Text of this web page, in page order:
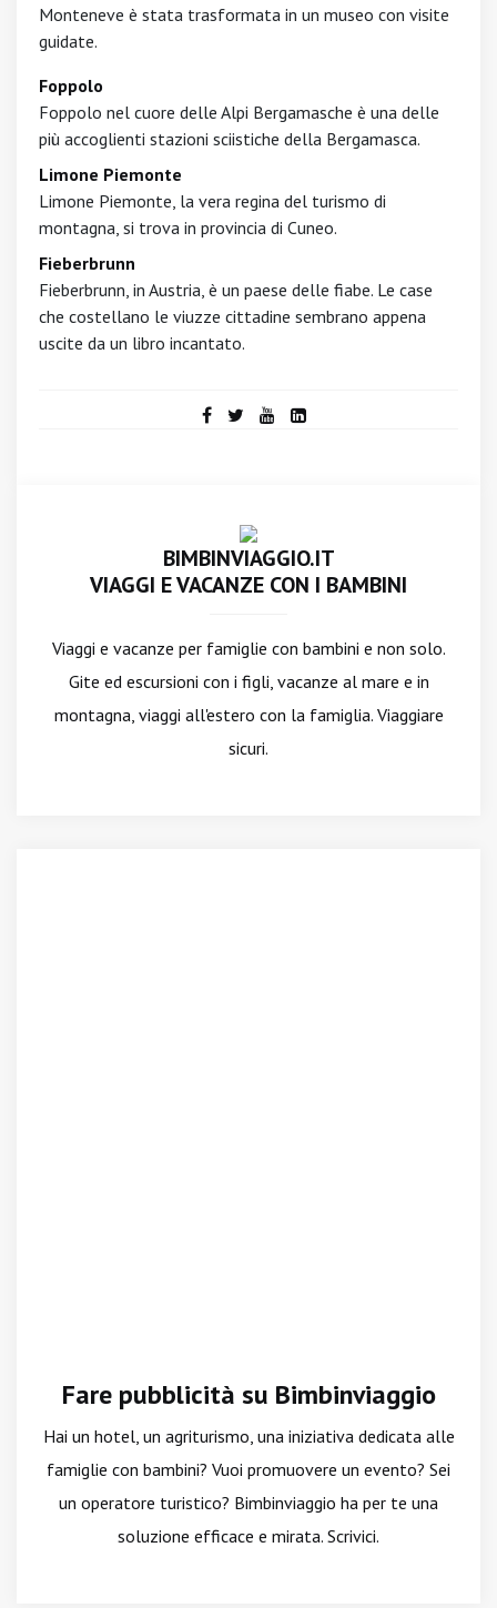
Monteneve è stata trasformata in un museo con visite
guidate.
Foppolo
Foppolo nel cuore delle Alpi Bergamasche è una delle
più accoglienti stazioni sciistiche della Bergamasca.
Limone Piemonte
Limone Piemonte, la vera regina del turismo di
montagna, si trova in provincia di Cuneo.
Fieberbrunn
Fieberbrunn, in Austria, è un paese delle fiabe. Le case
che costellano le viuzze cittadine sembrano appena
uscite da un libro incantato.
BIMBINVIAGGIO.IT
VIAGGI E VACANZE CON I BAMBINI
Viaggi e vacanze per famiglie con bambini e non solo.
Gite ed escursioni con i figli, vacanze al mare e in
montagna, viaggi all'estero con la famiglia. Viaggiare
sicuri.
Fare pubblicità su Bimbinviaggio
Hai un hotel, un agriturismo, una iniziativa dedicata alle
famiglie con bambini? Vuoi promuovere un evento? Sei
un operatore turistico? Bimbinviaggio ha per te una
soluzione efficace e mirata. Scrivici.